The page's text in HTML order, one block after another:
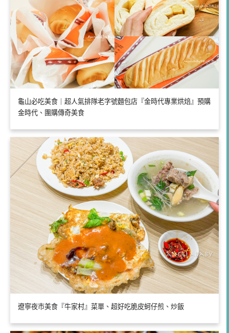
龜山必吃美食｜超人氣排隊老字號麵包店『金時代專業烘焙』預購
金時代、團購傳奇美食
遼寧夜市美食『牛家村』菜單、超好吃脆皮蚵仔煎、炒飯